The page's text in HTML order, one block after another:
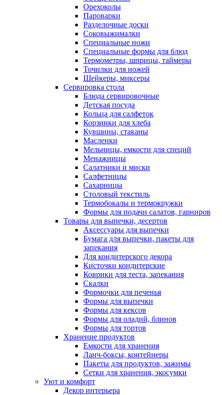
Орехоколы
Пароварки
Разделочные доски
Соковыжималки
Специальные ножи
Специальные формы для блюд
Термометры, шприцы, таймеры
Точилки для ножей
Шейкеры, миксеры
Сервировка стола
Блюда сервировочные
Детская посуда
Кольца для салфеток
Корзинки для хлеба
Кувшины, стаканы
Масленки
Мельницы, емкости для специй
Менажницы
Салатники и миски
Салфетницы
Сахарницы
Столовый текстиль
Термобокалы и термокружки
Формы для подачи салатов, гарниров
Товары для выпечки, десертов
Аксессуары для выпечки
Бумага для выпечки, пакеты для
запекания
Для кондитерского декора
Кисточки кондитерские
Коврики для теста, запекания
Скалки
Формочки для печенья
Формы для выпечки
Формы для кексов
Формы для оладий, блинов
Формы для тортов
Хранение продуктов
Емкости для хранения
Ланч-боксы, контейнеры
Пакеты для продуктов, зажимы
Сетки для хранения, экосумки
Уют и комфорт
Декор интерьера